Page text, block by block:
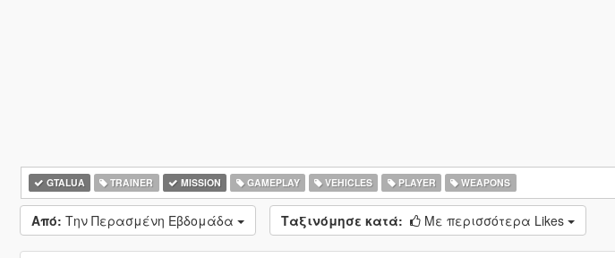
GTALUA TRAINER MISSION GAMEPLAY VEHICLES PLAYER WEAPONS
Από: Την Περασμένη Εβδομάδα Ταξινόμησε κατά: Με περισσότερα Likes